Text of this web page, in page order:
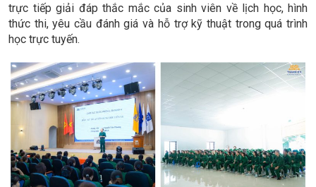
trực tiếp giải đáp thắc mắc của sinh viên về lịch học, hình
thức thi, yêu cầu đánh giá và hỗ trợ kỹ thuật trong quá trình
học trực tuyến.